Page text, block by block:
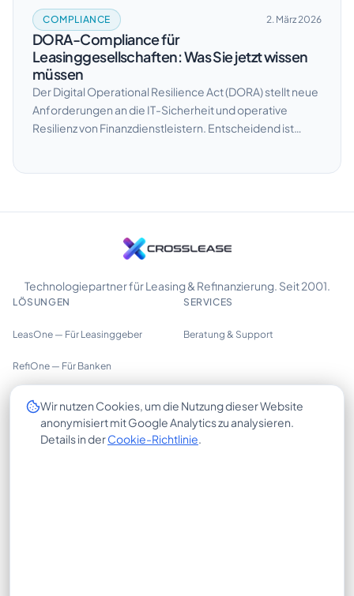
COMPLIANCE 2. März 2026
DORA-Compliance für
Leasinggesellschaften: Was Sie jetzt wissen
müssen
Der Digital Operational Resilience Act (DORA) stellt neue
Anforderungen an die IT-Sicherheit und operative
Resilienz von Finanzdienstleistern. Entscheidend ist
Technologiepartner für Leasing & Refinanzierung. Seit 2001.
LÖSUNGEN
LeasOne — Für Leasinggeber
RefiOne — Für Banken
SERVICES
Beratung & Support
UNTERNEHMEN
Über uns
RECHTLICHES
Impressum
Wir nutzen Cookies, um die Nutzung dieser Website
anonymisiert mit Google Analytics zu analysieren.
Details in derCookie-Richtlinie.